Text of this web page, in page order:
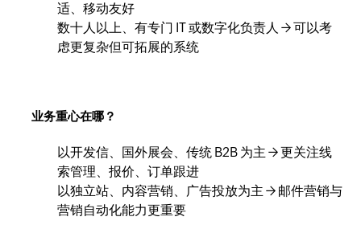
适、移动友好
数十人以上、有专门 IT 或数字化负责人 → 可以考
虑更复杂但可拓展的系统
业务重心在哪？
以开发信、国外展会、传统 B2B 为主 → 更关注线
索管理、报价、订单跟进
以独立站、内容营销、广告投放为主 → 邮件营销与
营销自动化能力更重要